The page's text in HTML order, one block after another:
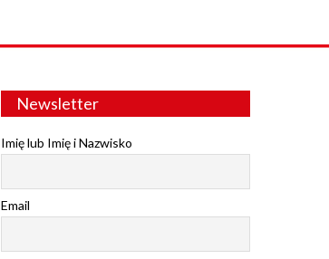
Newsletter
Imię lub Imię i Nazwisko
Email